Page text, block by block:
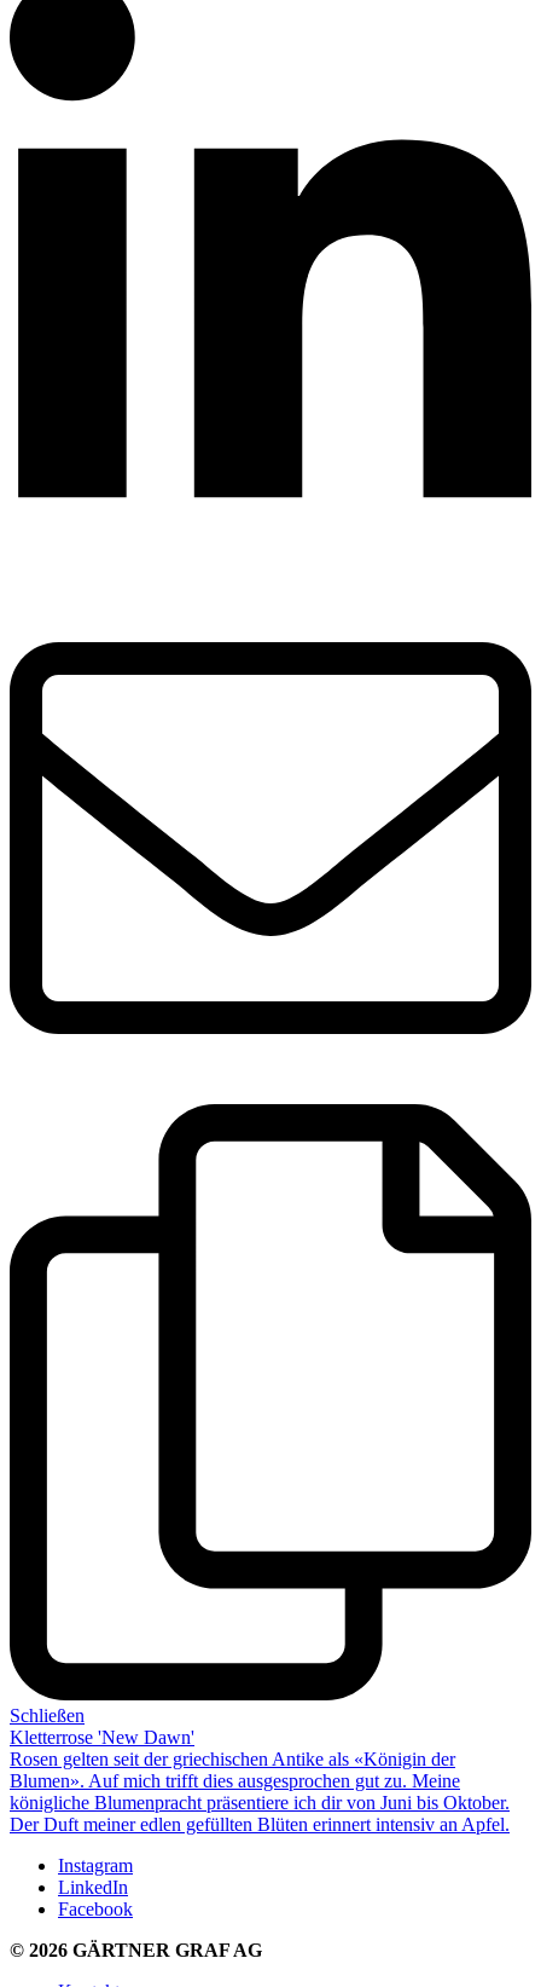
Schließen
Kletterrose 'New Dawn'
Rosen gelten seit der griechischen Antike als «Königin der
Blumen». Auf mich trifft dies aus­ge­sprochen gut zu. Meine
königliche Blumen­pracht präsentiere ich dir von Juni bis Oktober.
Der Duft meineredlen gefüllten Blüten erinnert intensiv an Apfel.
Instagram
LinkedIn
Facebook
© 2026 GÄRTNER GRAF AG